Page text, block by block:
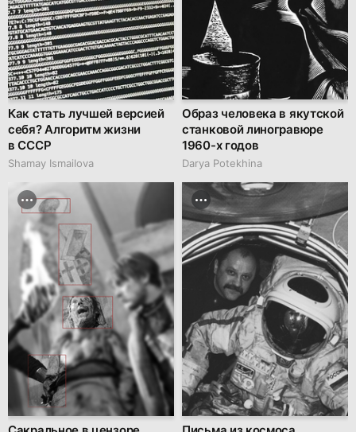
Как стать лучшей версией
себя? Алгоритм жизни
в СССР
Shamay Ismailova
Образ человека в якутской
станковой линогравюре
1960-х годов
Darya Potekhina